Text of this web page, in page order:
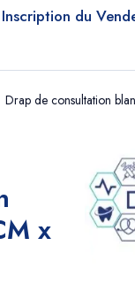
Inscription du
Drap de consultation
x